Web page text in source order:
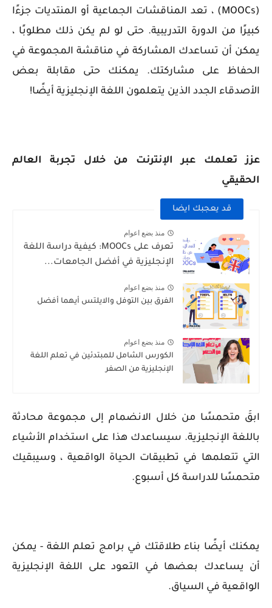
(MOOCs) ، تعد المناقشات الجماعية أو المنتديات جزءًا
كبيرًا من الدورة التدريبية. حتى لو لم يكن ذلك مطلوبًا ،
يمكن أن تساعدك المشاركة في مناقشة المجموعة في
الحفاظ على مشاركتك. يمكنك حتى مقابلة بعض
الأصدقاء الجدد الذين يتعلمون اللغة الإنجليزية أيضًا!
عزز تعلمك عبر الإنترنت من خلال تجربة العالم
الحقيقي
قد يعجبك ايضا
منذ بضع اعوام
تعرف على MOOCs: كيفية دراسة اللغة
الإنجليزية في أفضل الجامعات...
منذ بضع اعوام
الفرق بين التوفل والايلتس أيهما أفضل
منذ بضع اعوام
الكورس الشامل للمبتدئين في تعلم اللغة
الإنجليزية من الصفر
ابقَ متحمسًا من خلال الانضمام إلى مجموعة محادثة
باللغة الإنجليزية. سيساعدك هذا على استخدام الأشياء
التي تتعلمها في تطبيقات الحياة الواقعية ، وسيبقيك
متحمسًا للدراسة كل أسبوع.
يمكنك أيضًا بناء طلاقتك في برامج تعلم اللغة - يمكن
أن يساعدك بعضها في التعود على اللغة الإنجليزية
الواقعية في السياق.